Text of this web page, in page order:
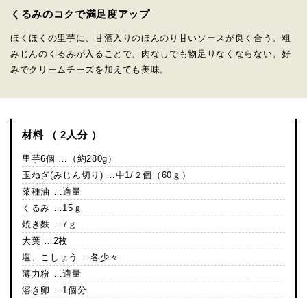
くるみのコクで満足度アップ
ほくほくの里芋に、甘酒入りのほんのり甘いソースが良く合う。粗
みじんのくるみが入ることで、肉なしでも物足りなくならない。好
みでクリームチーズを加えても美味。
材料 （ 2人分 ）
里芋6個 …（約280g）
玉ねぎ(みじん切り) …中1/２個（60ｇ）
菜種油 …適量
くるみ …15ｇ
焼き麩 …7ｇ
大葉 …2枚
塩、こしょう …各少々
薄力粉 …適量
溶き卵 …1個分